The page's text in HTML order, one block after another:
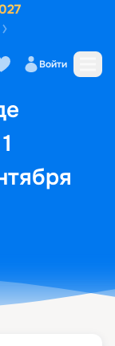
Войти
Маршрут и